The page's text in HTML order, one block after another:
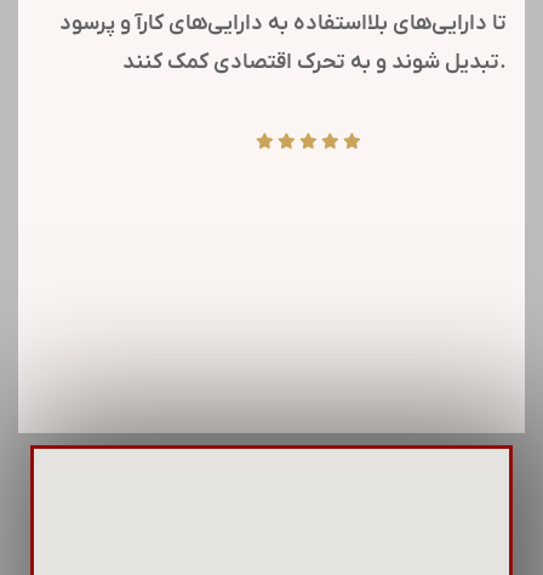
تا دارایی‌های بلااستفاده به دارایی‌های کارآ و پرسود
تبدیل شوند و به تحرک اقتصادی کمک کنند.